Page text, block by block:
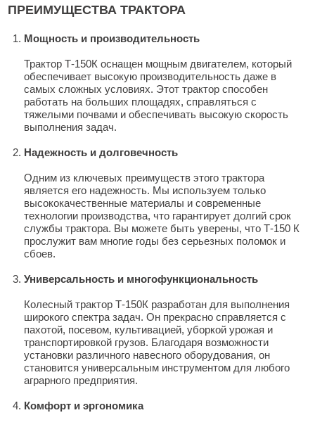
ПРЕИМУЩЕСТВА ТРАКТОРА
Мощность и производительность
Трактор Т-150К оснащен мощным двигателем, который
обеспечивает высокую производительность даже в
самых сложных условиях. Этот трактор способен
работать на больших площадях, справляться с
тяжелыми почвами и обеспечивать высокую скорость
выполнения задач.
Надежность и долговечность
Одним из ключевых преимуществ этого трактора
является его надежность. Мы используем только
высококачественные материалы и современные
технологии производства, что гарантирует долгий срок
службы трактора. Вы можете быть уверены, что Т-150 К
прослужит вам многие годы без серьезных поломок и
сбоев.
Универсальность и многофункциональность
Колесный трактор Т-150К разработан для выполнения
широкого спектра задач. Он прекрасно справляется с
пахотой, посевом, культивацией, уборкой урожая и
транспортировкой грузов. Благодаря возможности
установки различного навесного оборудования, он
становится универсальным инструментом для любого
аграрного предприятия.
Комфорт и эргономика